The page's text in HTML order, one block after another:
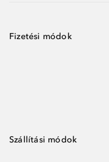
Fizetési módok
Szállítási módok